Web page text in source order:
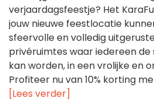
verjaardagsfeestje? Het
jouw nieuwe feestlocatie
sfeervolle en volledig
privéruimtes waar iedereen
kan worden, in een vrolijke en
Profiteer nu van 10% korting
[Lees verder]